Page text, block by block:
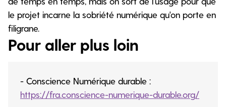
le projet incarne la sobriété numérique qu'on porte en
filigrane.
Pour aller plus loin
- Conscience Numérique durable :
https://fra.conscience-numerique-durable.org/